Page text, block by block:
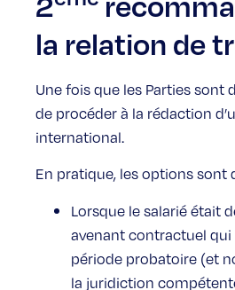
la relation de
Une fois que les Parties sont
de procéder à la rédaction
international.
En pratique, les options sont
Lorsque le salarié était
avenant contractuel
période probatoire (et
la juridiction